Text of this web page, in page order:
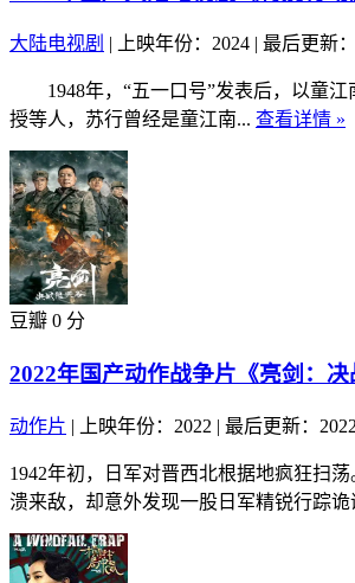
大陆电视剧 | 上映年份：2024 | 最后更新
1948年，“五一口号”发表后，以童江
授等人，苏行曾经是童江南... 查看详情 »
豆瓣 0 分
2022年国产动作战争片《亮剑：
动作片 | 上映年份：2022 | 最后更新：
1942年初，日军对晋西北根据地疯狂扫
溃来敌，却意外发现一股日军精锐行踪